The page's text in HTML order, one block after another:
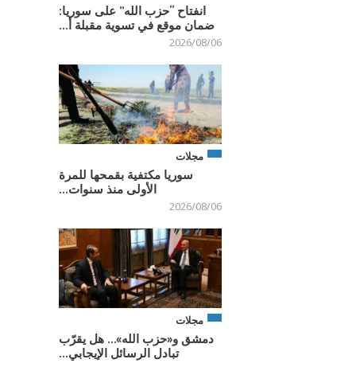
انفتاح “حزب الله” على سوريا:
ضمان موقع في تسوية مقبلة أ...
2026/08/06
مجلات
سوريا مكتفية بقمحها للمرة
الأولى منذ سنوات...
2026/08/06
مجلات
دمشق و«حزب الله»… هل يقرّب
تبادل الرسائل الإيجابي...